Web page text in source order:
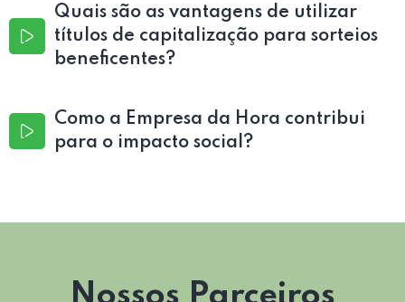
Quais são as vantagens de utilizar
títulos de capitalização para sorteios
beneficentes?
Como a Empresa da Hora contribui
para o impacto social?
Nossos Parceiros